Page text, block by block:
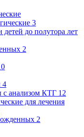
3
до полутора лет
2
4
с анализом КТГ 12
для лечения
2